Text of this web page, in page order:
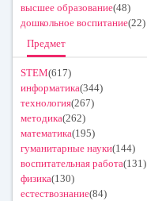
высшее образование(48)
дошкольное воспитание(22)
Предмет
STEM(617)
информатика(344)
технология(267)
методика(262)
математика(195)
гуманитарные науки(144)
воспитательная работа(131)
физика(130)
естествознание(84)